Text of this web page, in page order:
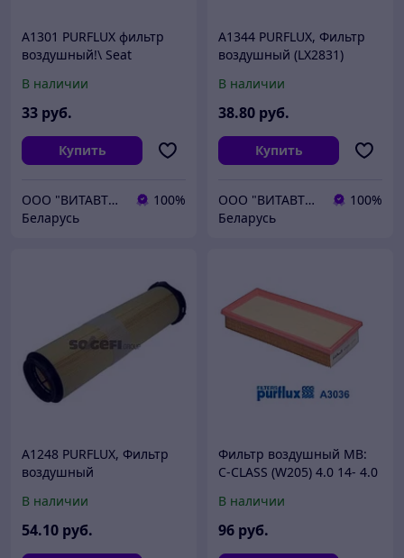
A1301 PURFLUX фильтр
воздушный!\ Seat
Fabia/Roomster,VW
Golf/Polo 1.4/1.6 05>
В наличии
33 руб.
Купить
ООО "ВИТАВТОБАЗИС"
100%
Беларусь
A1344 PURFLUX, Фильтр
воздушный (LX2831)
В наличии
38.80 руб.
Купить
ООО "ВИТАВТОБАЗИС"
100%
Беларусь
A1248 PURFLUX, Фильтр
воздушный
В наличии
54.10 руб.
Фильтр воздушный MB:
C-CLASS (W205) 4.0 14- 4.0
(S205) 4.0 15- 4.0 15-, C-
CLASS Кабриолет
В наличии
96 руб.